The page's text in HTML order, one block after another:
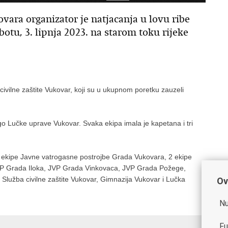
organizator je natjacanja u lovu ribe
3. lipnja 2023. na starom toku rijeke
zaštite Vukovar, koji su u ukupnom poretku zauzeli
Lučke uprave Vukovar. Svaka ekipa imala je kapetana i tri
Javne vatrogasne postrojbe Grada Vukovara, 2 ekipe
Iloka, JVP Grada Vinkovaca, JVP Grada Požege,
civilne zaštite Vukovar, Gimnazija Vukovar i Lučka